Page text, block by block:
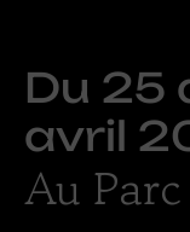
Du 25
avril
Au